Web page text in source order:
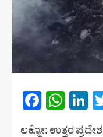
ಲಕ್ನೋ: ಉತ್ತರ